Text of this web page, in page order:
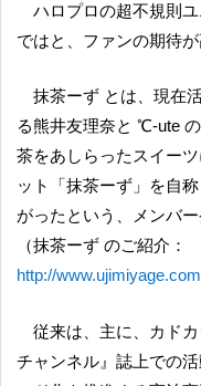
ハロプロの超不規則ユニット”抹茶ーず”が活動を再開するの
ではと、ファンの期待が
抹茶ーず とは、現在活動停止中のBerryz工房メンバーであ
る熊井友理奈と ℃-ute
茶をあしらったスイー
ット「抹茶ーず」を自
がったという、メンバ
（抹茶ーず のご紹介：
http://
従来は、主に、カドカワムック(角川書店)発行の『ハロー!
チャンネル』誌上での